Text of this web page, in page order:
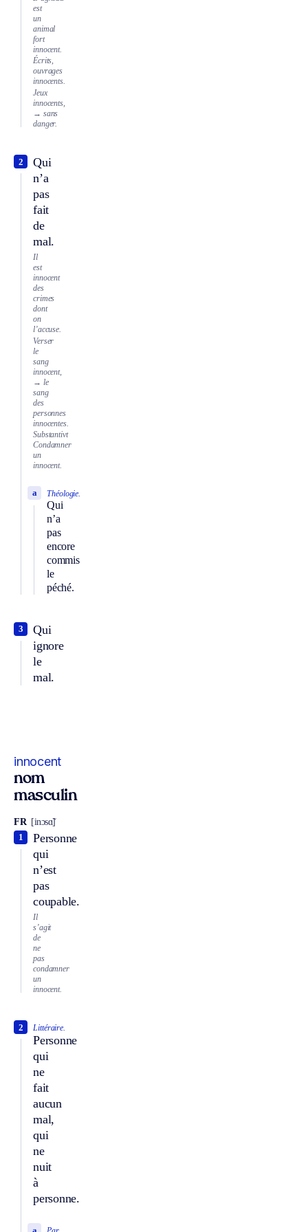
est
un
animal
fort
innocent.
Écrits,
ouvrages
innocents.
Jeux
innocents,
→ sans
danger.
Qui
n’a
pas
fait
de
mal.
2
Il
est
innocent
des
crimes
dont
on
l’accuse.
Verser
le
sang
innocent,
→ le
sang
des
personnes
innocentes.
Substantivt
Condamner
un
innocent.
Théologie.
Qui
n’a
pas
encore
commis
le
péché.
a
Qui
ignore
le
mal.
3
innocent
nom
masculin
FR [inɔsɑ̃]
Personne
qui
n’est
pas
coupable.
1
Il
s’agit
de
ne
pas
condamner
un
innocent.
Littéraire.
Personne
qui
ne
fait
aucun
mal,
qui
ne
nuit
à
personne.
2